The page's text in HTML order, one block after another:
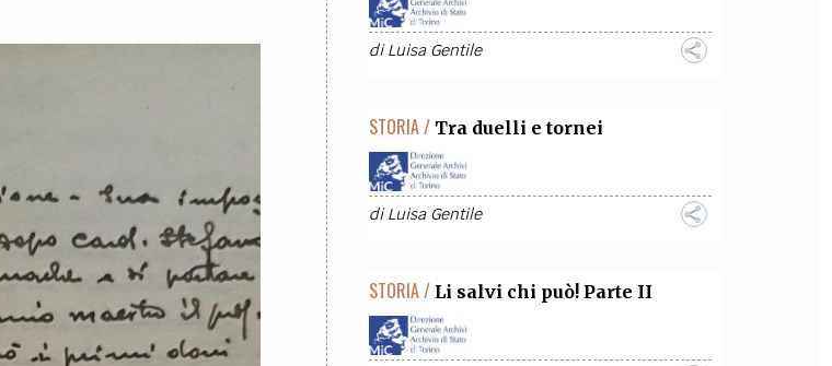
diLuisa Gentile
STORIA / Tra duelli e tornei
diLuisa Gentile
STORIA / Li salvi chi può! Parte II